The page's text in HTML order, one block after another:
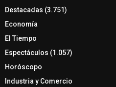
Destacadas (3.751)
Economía
El Tiempo
Espectáculos (1.057)
Horóscopo
Industria y Comercio